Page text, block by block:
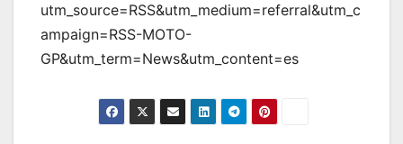
utm_source=RSS&utm_medium=referral&utm_c
ampaign=RSS-MOTO-
GP&utm_term=News&utm_content=es